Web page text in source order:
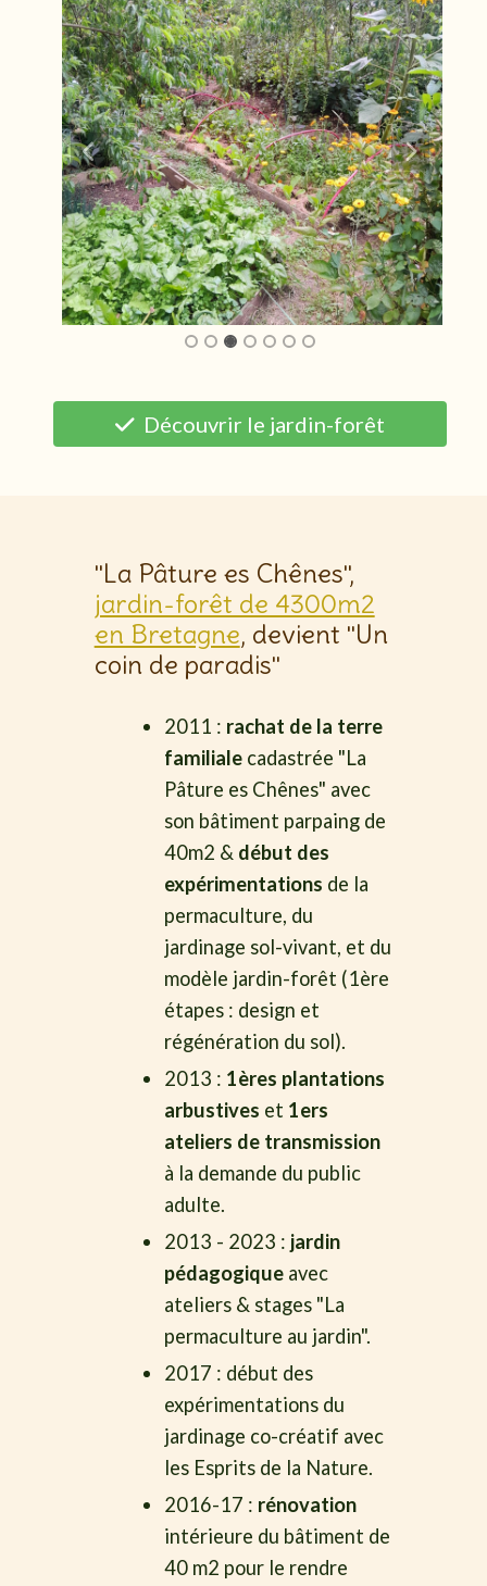
Découvrir le jardin-forêt
"La Pâture es Chênes",
jardin-forêt de 4300m2
en Bretagne, devient "Un
coin de paradis"
2011 : rachat de la terre
familialecadastrée "La
Pâture es Chênes" avec
son bâtiment parpaing de
40m2 & début des
expérimentations de la
permaculture, du
jardinage sol-vivant, et du
modèle jardin-forêt (1ère
étapes : design et
régénération du sol).
2013 : 1ères plantations
arbustives et 1ers
ateliers de transmission
à la demande du public
adulte.
2013 - 2023 : jardin
pédagogiqueavec
ateliers & stages "La
permaculture au jardin".
2017 : début des
expérimentations du
jardinage co-créatif avec
les Esprits de la Nature.
2016-17 : rénovation
intérieure du bâtiment de
40 m2 pour le rendre